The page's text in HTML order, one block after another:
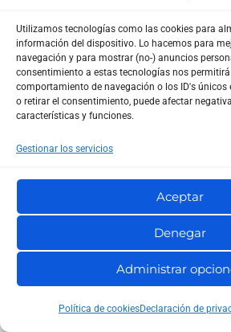
Utilizamos tecnologías como las cookies para
información del dispositivo. Lo hacemos para
navegación y para mostrar (no-) anuncios
consentimiento a estas tecnologías nos
comportamiento de navegación o los ID's únicos
o retirar el consentimiento, puede afectar
características y funciones.
Gestionar los servicios
Aceptar
Denegar
Administrar
Política de cookiesDeclaración de
preparada para soportar el
Errores habituales al elegir entre
servidor dedicado
La elección entre servidor dedicado
veces falla por enfocar mal la
Elegir un dedicado solo porque
Este error es bastante común. Una
quiere mejorar su infraestructura y
serio es contratar directamente un